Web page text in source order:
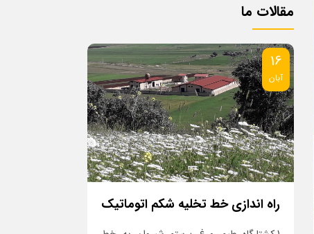
مقالات ما
16
آبان
راه اندازی کشتارگاه طیور مرغ پا